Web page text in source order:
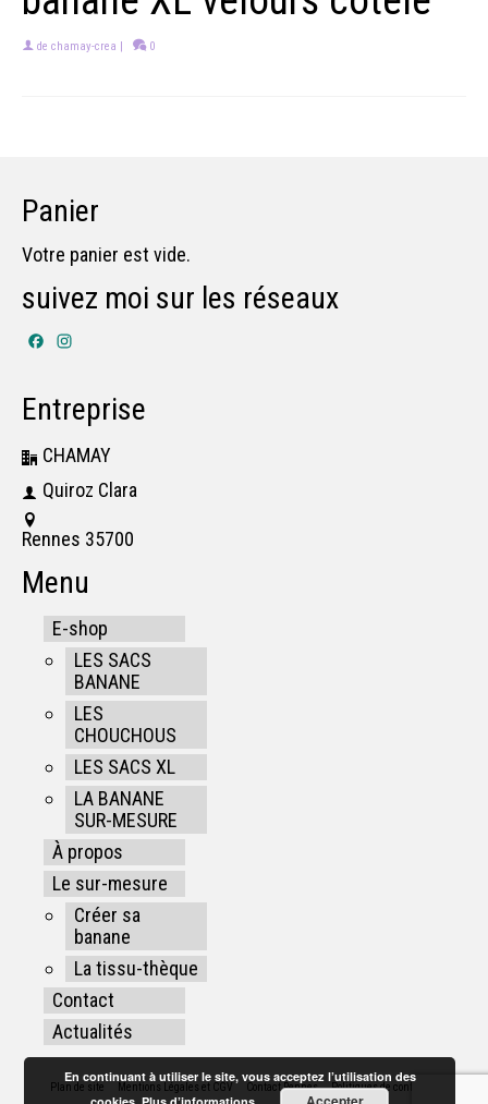
de chamay-crea 0
Panier
Votre panier est vide.
suivez moi sur les réseaux
Facebook
Entreprise
CHAMAY
Quiroz Clara
Rennes 35700
Menu
E-shop
LES SACS
BANANE
LES
CHOUCHOUS
LES SACS XL
LA BANANE
SUR-MESURE
À propos
Le sur-mesure
Créer sa
banane
La tissu-thèque
Contact
Actualités
Plan de site Mentions Légales et CGV Contact Rennes Politiques de confidentialité
En continuant à utiliser le site, vous acceptez l’utilisation des